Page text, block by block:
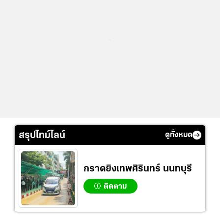
สรุปไทม์ไลน์ ดูทั้งหมด
กราดยิงเทพศิรินทร์ นนทบุรี
ติดตาม